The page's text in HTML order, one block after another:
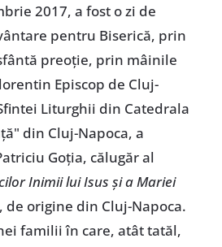
2017, a fost o zi de
pentru Biserică, prin
preoție, prin mâinile
Episcop de Cluj-
Liturghii din Catedrala
din Cluj-Napoca, a
Goția, călugăr al
Inimii lui Isus și a Mariei
de origine din Cluj-Napoca.
familii în care, atât tatăl,